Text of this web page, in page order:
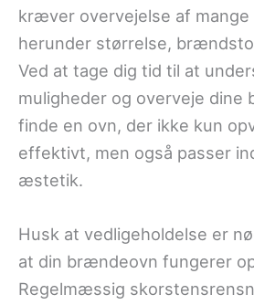
kræver overvejelse af mange
herunder størrelse,
Ved at tage dig tid til at
muligheder og overveje dine
finde en ovn, der ikke kun
effektivt, men også passer
æstetik.
Husk at vedligeholdelse er
at din brændeovn fungerer
Regelmæssig